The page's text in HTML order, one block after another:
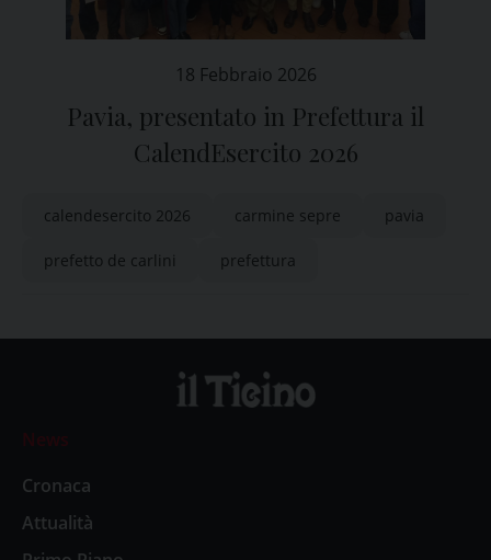
18 Febbraio 2026
Pavia, presentato in Prefettura il
CalendEsercito 2026
calendesercito 2026 carmine sepre pavia
prefetto de carlini prefettura
News
Cronaca
Attualità